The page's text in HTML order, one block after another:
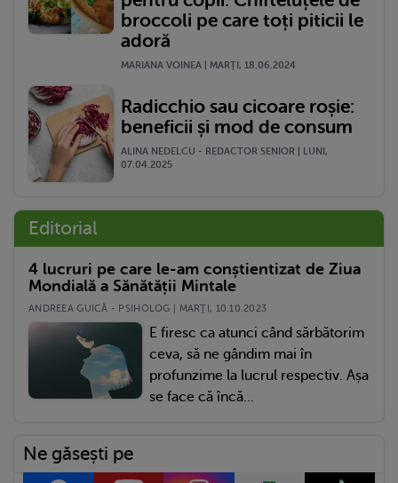
broccoli pe care toți piticii le
adoră
MARIANA VOINEA | MARŢI, 18.06.2024
Radicchio sau cicoare roșie:
beneficii și mod de consum
ALINA NEDELCU - REDACTOR SENIOR | LUNI,
07.04.2025
Editorial
4 lucruri pe care le-am conștientizat de Ziua
Mondială a Sănătății Mintale
ANDREEA GUICĂ - PSIHOLOG | MARŢI, 10.10.2023
E firesc ca atunci când sărbătorim
ceva, să ne gândim mai în
profunzime la lucrul respectiv. Așa
se face că încă...
Ne găsești pe